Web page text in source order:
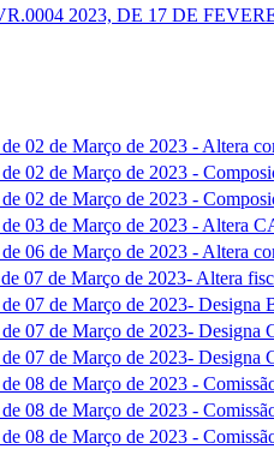
2023, DE 17 DE
02 de Março de 2023 - Altera
02 de Março de 2023 -
02 de Março de 2023 -
03 de Março de 2023 - Altera
06 de Março de 2023 - Altera
07 de Março de 2023- Altera
07 de Março de 2023- Designa
07 de Março de 2023- Designa
07 de Março de 2023- Designa
08 de Março de 2023 -
08 de Março de 2023 -
08 de Março de 2023 -